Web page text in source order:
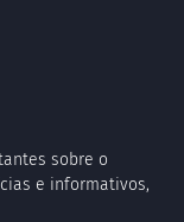
sobre o
e informativos,